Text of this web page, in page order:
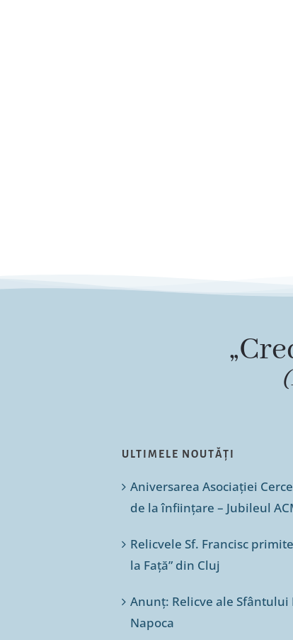
ULTIMELE NOUTĂȚI
Aniversarea Asociației
de la înființare – Jubileul
Relicvele Sf. Francisc
la Față” din Cluj
Anunț: Relicve ale Sfântului
Napoca